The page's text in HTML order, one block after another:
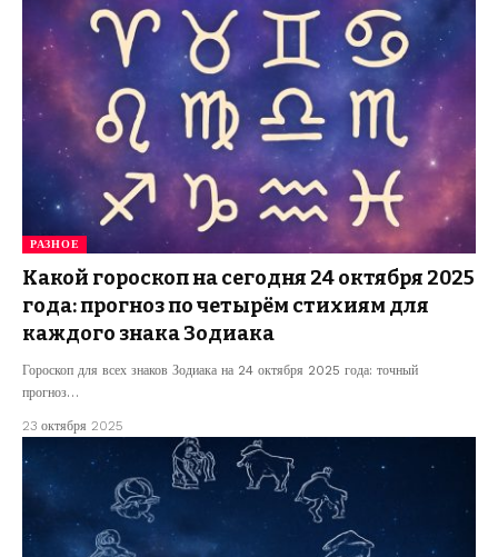
РАЗНОЕ
Какой гороскоп на сегодня 24 октября 2025
года: прогноз по четырём стихиям для
каждого знака Зодиака
Гороскоп для всех знаков Зодиака на 24 октября 2025 года: точный
прогноз…
23 октября 2025